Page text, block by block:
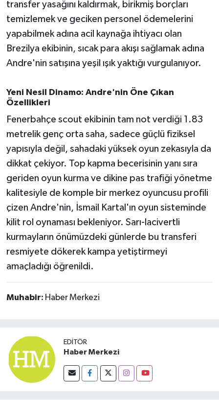
transfer yasağını kaldırmak, birikmiş borçları
temizlemek ve geciken personel ödemelerini
yapabilmek adına acil kaynağa ihtiyacı olan
Brezilya ekibinin, sıcak para akışı sağlamak adına
Andre'nin satışına yeşil ışık yaktığı vurgulanıyor.
Yeni Nesil Dinamo: Andre'nin Öne Çıkan
Özellikleri
Fenerbahçe scout ekibinin tam not verdiği 1.83
metrelik genç orta saha, sadece güçlü fiziksel
yapısıyla değil, sahadaki yüksek oyun zekasıyla da
dikkat çekiyor. Top kapma becerisinin yanı sıra
geriden oyun kurma ve dikine pas trafiği yönetme
kalitesiyle de komple bir merkez oyuncusu profili
çizen Andre'nin, İsmail Kartal'ın oyun sisteminde
kilit rol oynaması bekleniyor. Sarı-lacivertli
kurmayların önümüzdeki günlerde bu transferi
resmiyete dökerek kampa yetiştirmeyi
amaçladığı öğrenildi.
Muhabir: Haber Merkezi
EDITÖR
Haber Merkezi